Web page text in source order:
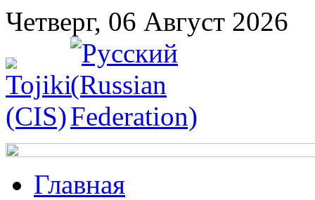
Четверг, 06 Август 2026
Главная